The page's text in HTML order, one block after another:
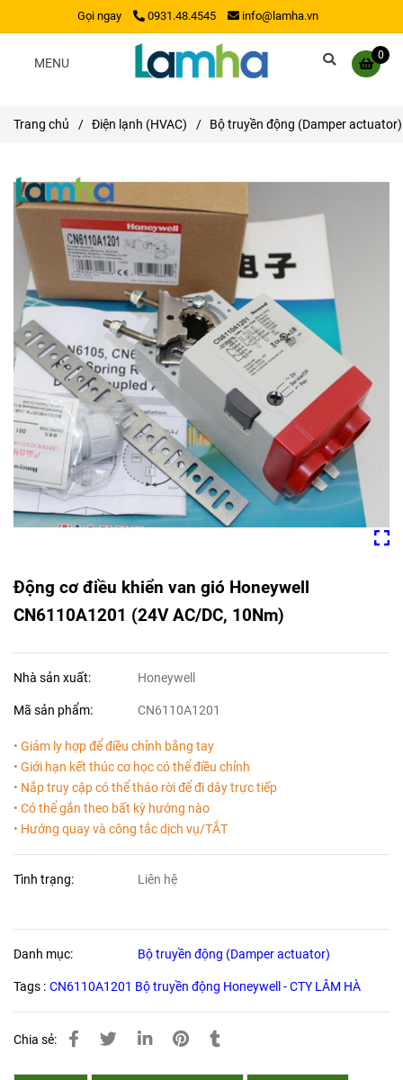
Gọi ngay 0931.48.4545 info@lamha.vn
0
MENU
Trang chủ / Điện lạnh (HVAC) / Bộ truyền động (Damper actuator)
Động cơ điều khiển van gió Honeywell
CN6110A1201 (24V AC/DC, 10Nm)
Nhà sản xuất: Honeywell
Mã sản phẩm: CN6110A1201
• Giảm ly hợp để điều chỉnh bằng tay
• Giới hạn kết thúc cơ học có thể điều chỉnh
• Nắp truy cập có thể tháo rời để đi dây trực tiếp
• Có thể gắn theo bất kỳ hướng nào
• Hướng quay và công tắc dịch vụ/TẮT
Tình trạng: Liên hệ
Danh mục: Bộ truyền động (Damper actuator)
Tags : CN6110A1201 Bộ truyền động Honeywell - CTY LÂM HÀ
Chia sẻ: